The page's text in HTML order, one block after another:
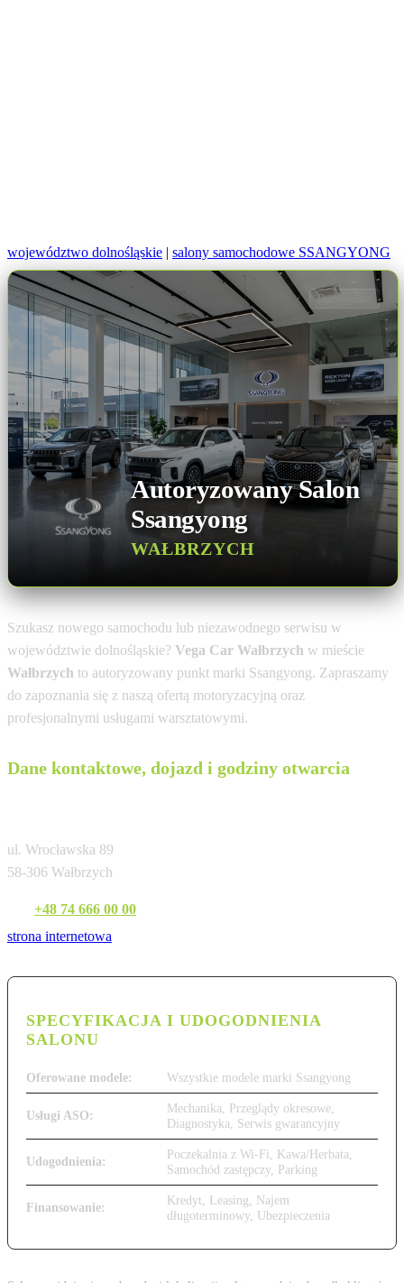
województwo dolnośląskie | salony samochodowe SSANGYONG
Autoryzowany Salon
Ssangyong
WAŁBRZYCH
Dane ogólne
Szukasz nowego samochodu lub niezawodnego serwisu w
województwie dolnośląskie? Vega Car Wałbrzych w mieście
Wałbrzych to autoryzowany punkt marki Ssangyong. Zapraszamy
do zapoznania się z naszą ofertą motoryzacyjną oraz
profesjonalnymi usługami warsztatowymi.
Dane kontaktowe, dojazd i godziny otwarcia
ul. Wrocławska 89
58-306 Wałbrzych
+48 74 666 00 00
strona internetowa
SPECYFIKACJA I UDOGODNIENIA
SALONU
Oferowane modele: Wszystkie modele marki Ssangyong
Usługi ASO:
Mechanika, Przeglądy okresowe,
Diagnostyka, Serwis gwarancyjny
Udogodnienia:
Poczekalnia z Wi-Fi, Kawa/Herbata,
Samochód zastępczy, Parking
Finansowanie:
Kredyt, Leasing, Najem
długoterminowy, Ubezpieczenia